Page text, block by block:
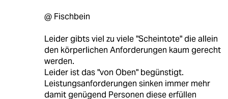
@ Fischbein
Leider gibts viel zu viele "Scheintote" die allein
den körperlichen Anforderungen kaum gerecht
werden.
Leider ist das "von Oben" begünstigt.
Leistungsanforderungen sinken immer mehr
damit genügend Personen diese erfüllen